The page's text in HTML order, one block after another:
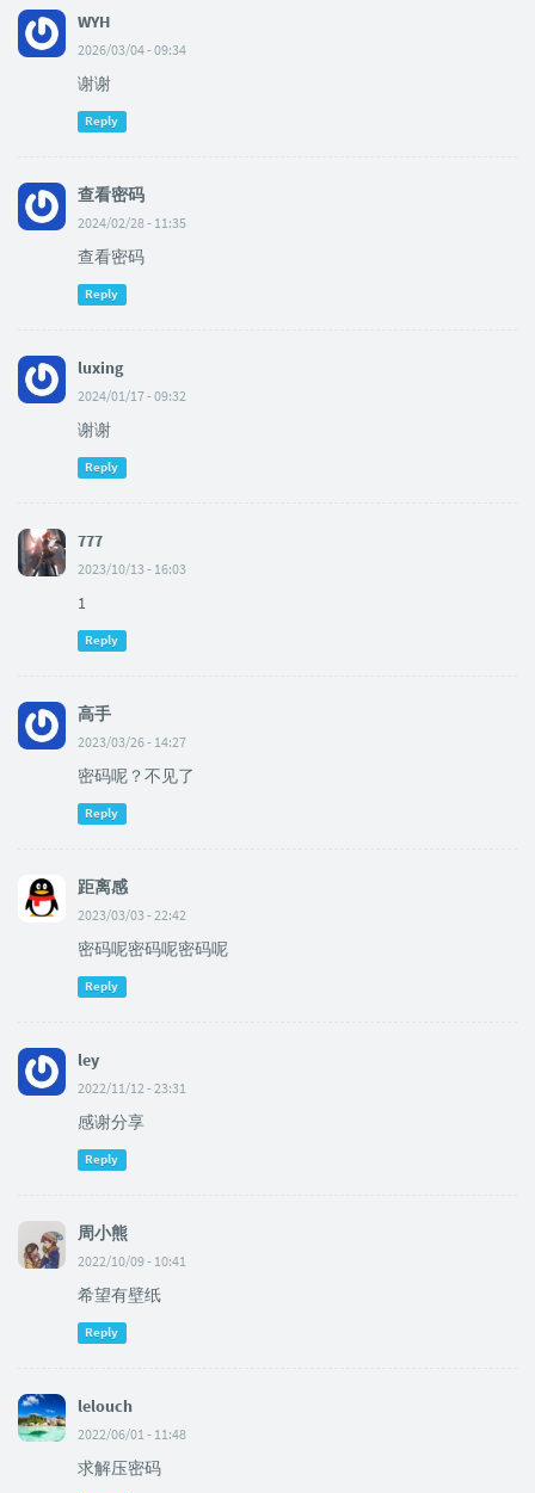
WYH
2026/03/04 - 09:34
谢谢
Reply
查看密码
2024/02/28 - 11:35
查看密码
Reply
luxing
2024/01/17 - 09:32
谢谢
Reply
777
2023/10/13 - 16:03
1
Reply
高手
2023/03/26 - 14:27
密码呢？不见了
Reply
距离感
2023/03/03 - 22:42
密码呢密码呢密码呢
Reply
ley
2022/11/12 - 23:31
感谢分享
Reply
周小熊
2022/10/09 - 10:41
希望有壁纸
Reply
lelouch
2022/06/01 - 11:48
求解压密码